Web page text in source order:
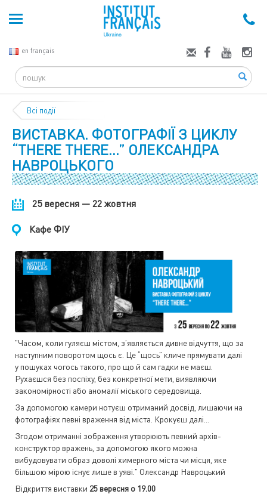
en français
Search
Всі події
ВИСТАВКА. ФОТОГРАФІЇ З ЦИКЛУ
“THERE THERE…” ОЛЕКСАНДРА
НАВРОЦЬКОГО
25 вересня — 22 жовтня
Кафе ФІУ
"Часом, коли гуляєш містом, з’являється дивне відчуття, що за
наступним поворотом щось є. Це “щось” кличе прямувати далі
у пошуках чогось такого, про що й сам гадки не маєш.
Рухаєшся без поспіху, без конкретної мети, виявляючи
закономірності або аномалії міського середовища.
За допомогою камери нотуєш отриманий досвід, лишаючи на
фотографіях певні враження від міста. Крокуєш далі...
Згодом отриманні зображення утворюють певний архів-
конструктор вражень, за допомогою якого можна
вибудовувати образ доволі химерного міста чи місця, яке
більшою мірою існує лише в уяві." Олександр Навроцький
Відкриття виставки 25 вересня о 19.00